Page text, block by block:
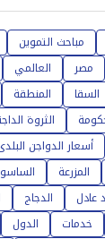
مباحث التموين
مصر العالمي
السقا المنطقة
الثروة
أسعار الدواجن
المزرعة الساسو
عادل الدجاج
خدمات الدول